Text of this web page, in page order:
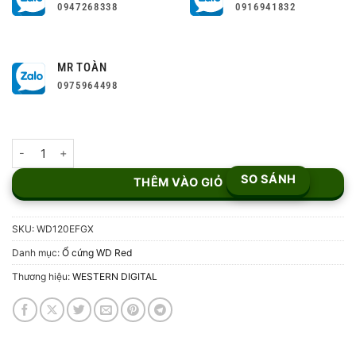
0947268338 0916941832
MR TOÀN
0975964498
THÊM VÀO GIỎ SO SÁNH
SKU: WD120EFGX
Danh mục: Ổ cứng WD Red
Thương hiệu: WESTERN DIGITAL